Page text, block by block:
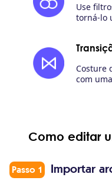
Use
torná-lo
Costure
com
Como editar
Passo 1 Importar